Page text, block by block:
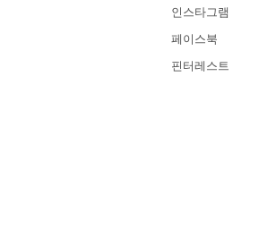
인스타그램
페이스북
핀터레스트